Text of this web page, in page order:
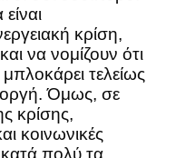
κρίση,
να νομίζουν ότι
τελείως
οργή. Όμως, σε
κρίσης,
κοινωνικές